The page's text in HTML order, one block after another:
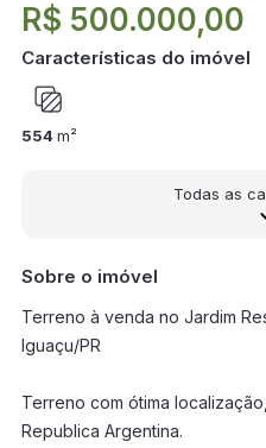
R$ 500.000,00
Características do imóvel
554 m²
Todas as
Sobre o imóvel
Terreno à venda no Jardim
Iguaçu/PR
Terreno com ótima
Republica Argentina.